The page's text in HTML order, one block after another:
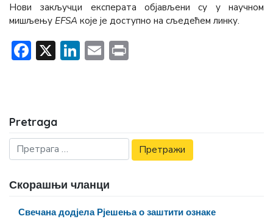
Нови закључци експерата објављени су у научном
мишљењу ЕFSА које је доступно на сљедећем линку.
Facebook
X LinkedIn
Email
Pretraga
Скорашњи чланци
Свечана додјела Рјешења о заштити ознаке